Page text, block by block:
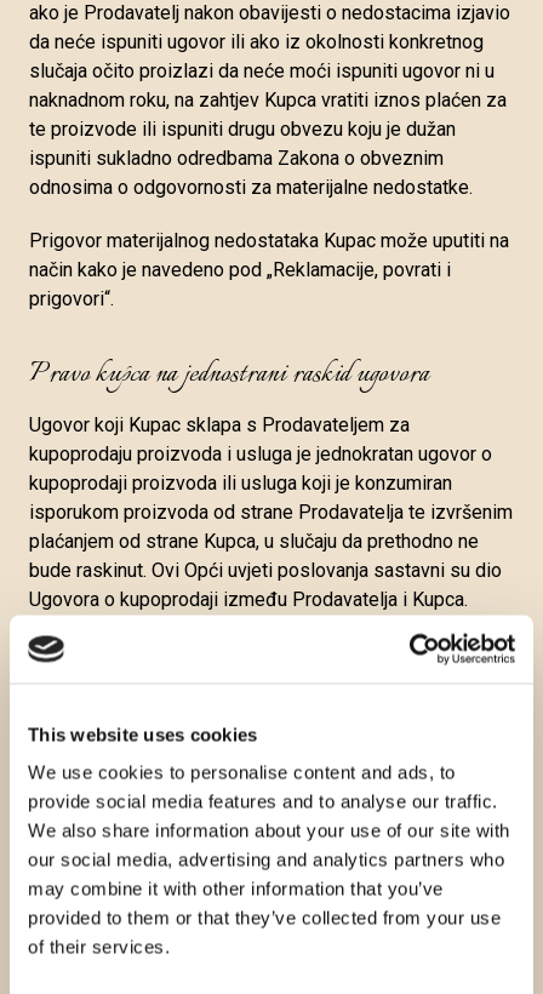
This website uses cookies
We use cookies to personalise content and ads, to
provide social media features and to analyse our traffic.
We also share information about your use of our site with
our social media, advertising and analytics partners who
may combine it with other information that you’ve
provided to them or that they’ve collected from your use
of their services.
ako je Prodavatelj nakon obavijesti o nedostacima izjavio
da neće ispuniti ugovor ili ako iz okolnosti konkretnog
slučaja očito proizlazi da neće moći ispuniti ugovor ni u
naknadnom roku, na zahtjev Kupca vratiti iznos plaćen za
te proizvode ili ispuniti drugu obvezu koju je dužan
ispuniti sukladno odredbama Zakona o obveznim
odnosima o odgovornosti za materijalne nedostatke.
Prigovor materijalnog nedostataka Kupac može uputiti na
način kako je navedeno pod „Reklamacije, povrati i
prigovori“.
Pravo kupca na jednostrani raskid ugovora
Ugovor koji Kupac sklapa s Prodavateljem za
kupoprodaju proizvoda i usluga je jednokratan ugovor o
kupoprodaji proizvoda ili usluga koji je konzumiran
isporukom proizvoda od strane Prodavatelja te izvršenim
plaćanjem od strane Kupca, u slučaju da prethodno ne
bude raskinut. Ovi Opći uvjeti poslovanja sastavni su dio
Ugovora o kupoprodaji između Prodavatelja i Kupca.
Sukladno odredbama Zakona o zaštiti potrošača, svaki
Ugovor sklopljen putem daljinske komunikacije
isporuke proizvoda iz narudžbe. Rok od 14 dana
započinje od dana kada je Kupac, ili treća osoba
određena od strane Kupca, a koja nije
prijevoznik/dostavljač, primio u posjed proizvod koji je
predmet ugovora. U slučaju da Kupac koristi svoje pravo
na jednostrani raskid ugovora, izravne troškove povrata u
cijelosti snosi sam Kupac.